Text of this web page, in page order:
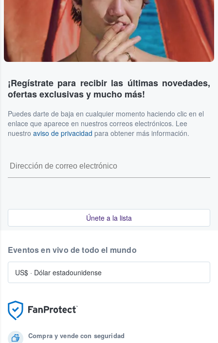
¡Regístrate para recibir las últimas novedades,
ofertas exclusivas y mucho más!
Puedes darte de baja en cualquier momento haciendo clic en el
enlace que aparece en nuestros correos electrónicos. Lee
nuestro aviso de privacidad para obtener más información.
Únete a la lista
Compra y vende con seguridad
Eventos en vivo de todo el mundo
US$ · Dólar estadounidense